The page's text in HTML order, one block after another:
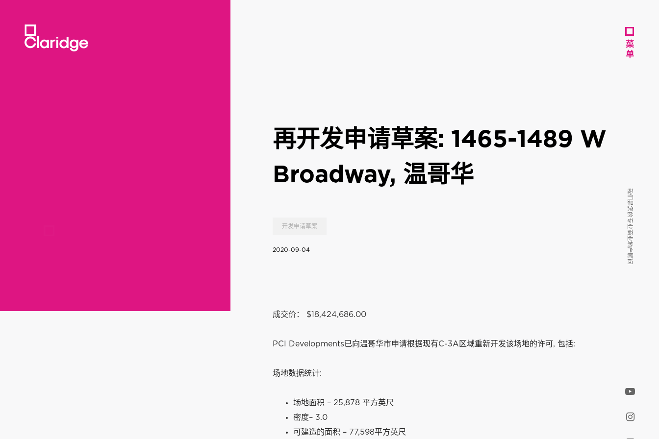
菜
单
菜
单
我们是您的专业商业地产顾问
我们是您的专业商业地产顾问
再开发申请草案: 1465-1489 W
Broadway, 温哥华
开发申请草案
2020-09-04
成交价： $18,424,686.00
PCI Developments已向温哥华市申请根据现有C-3A区域重新开发该场地的许可, 包括:
场地数据统计:
场地面积 – 25,878 平方英尺
密度– 3.0
可建造的面积 – 77,598平方英尺